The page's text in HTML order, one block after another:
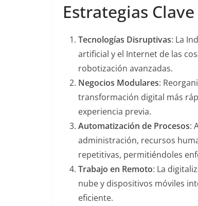
Estrategias
Tecnologías Disruptivas: La
artificial y el Internet de las
robotización avanzadas​​.
Negocios Modulares:
transformación digital más
experiencia previa​​.
Automatización de Procesos:
administración, recursos
repetitivas, permitiéndoles
Trabajo en Remoto: La
nube y dispositivos móviles
eficiente​​.